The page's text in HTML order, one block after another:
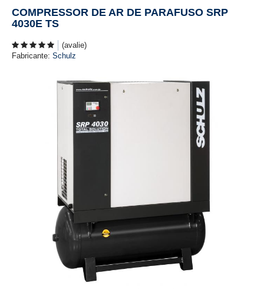
COMPRESSOR DE AR DE PARAFUSO SRP
4030E TS
(avalie)
Fabricante: Schulz